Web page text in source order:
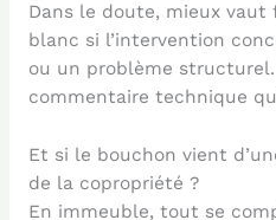
Dans le doute, mieux vaut
blanc si l’intervention
ou un problème structurel.
commentaire technique
Et si le bouchon vient
de la copropriété ?
En immeuble, tout se